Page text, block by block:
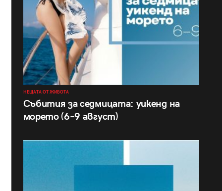
НЕЩАТА ОТ ЖИВОТА
Събития за седмицата: уикенд на
морето (6–9 август)